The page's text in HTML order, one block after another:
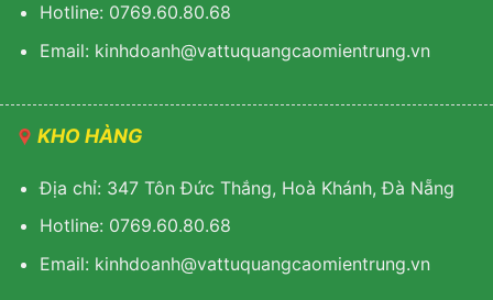
Hotline: 0769.60.80.68
Email: kinhdoanh@vattuquangcaomientrung.vn
KHO HÀNG
Địa chỉ: 347 Tôn Đức Thắng, Hoà Khánh, Đà Nẵng
Hotline: 0769.60.80.68
Email: kinhdoanh@vattuquangcaomientrung.vn